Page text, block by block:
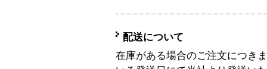
配送について
在庫がある場合のご注文につき